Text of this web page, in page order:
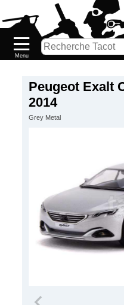
Peugeot Exalt
2014
Grey Metal
Nouveautés
Catalogue/Stock
PETITS